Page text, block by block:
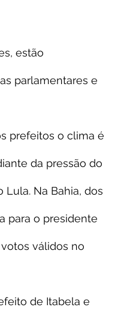
estão
parlamentares e
prefeitos o clima é
da pressão do
Na Bahia, dos
para o presidente
válidos no
de Itabela e